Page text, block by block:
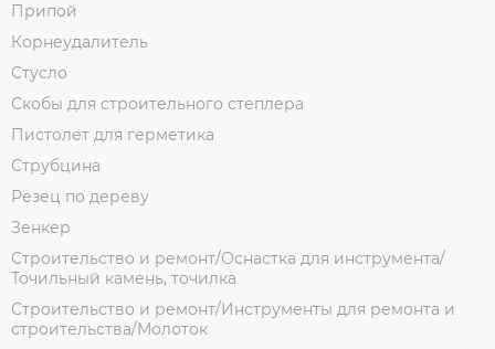
Припой
Корнеудалитель
Стусло
Скобы для строительного степлера
Пистолет для герметика
Струбцина
Резец по дереву
Зенкер
Строительство и ремонт/Оснастка для инструмента/
Точильный камень, точилка
Строительство и ремонт/Инструменты для ремонта и
строительства/Молоток